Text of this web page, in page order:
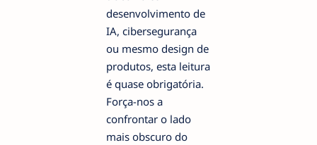
desenvolvimento de
IA, cibersegurança
ou mesmo design de
produtos, esta leitura
é quase obrigatória.
Força-nos a
confrontar o lado
mais obscuro do